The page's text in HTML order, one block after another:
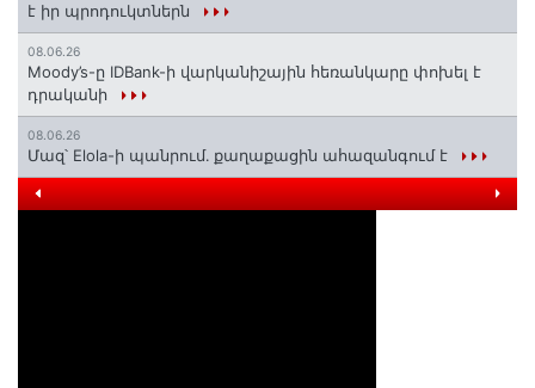
է իր պրոդուկտներն
08.06.26
Moody’s-ը IDBank-ի վարկանիշային հեռանկարը փոխել է
դրականի
08.06.26
Մազ՝ Elola-ի պանրում․ քաղաքացին ահազանգում է